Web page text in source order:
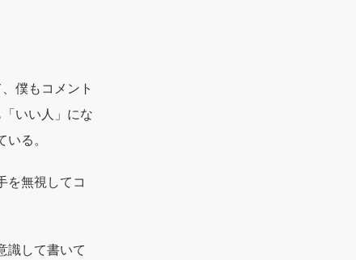
僕もコメント
いい人」にな
る。
を無視してコ
識して書いて